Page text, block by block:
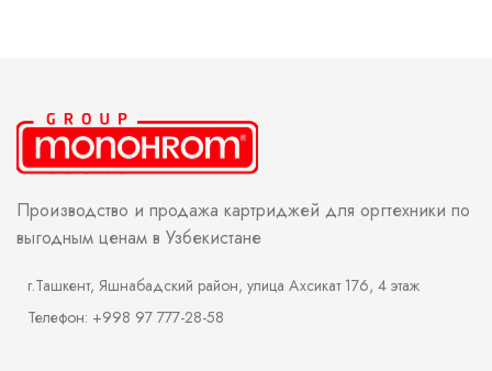
Производство и продажа картриджей для оргтехники по
выгодным ценам в Узбекистане
г.Ташкент, Яшнабадский район, улица Ахсикат 176, 4 этаж
Телефон: +998 97 777-28-58